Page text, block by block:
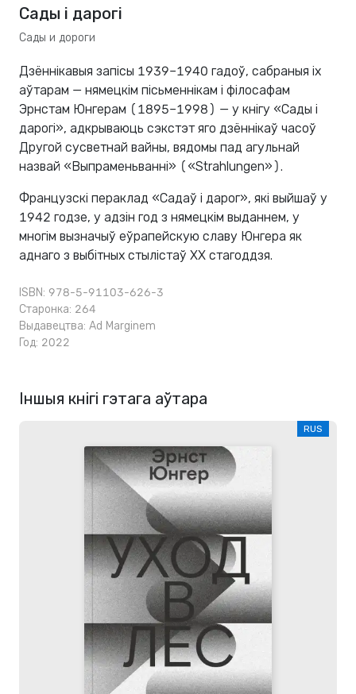
Сады і дарогі
Сады и дороги
Дзённікавыя запісы 1939–1940 гадоў, сабраныя іх
аўтарам — нямецкім пісьменнікам і філосафам
Эрнстам Юнгерам (1895–1998) — у кнігу «Сады і
дарогі», адкрываюць сэкстэт яго дзённікаў часоў
Другой сусветнай вайны, вядомы пад агульнай
назвай «Выпраменьванні» («Strahlungen»).
Французскі пераклад «Садаў і дарог», які выйшаў у
1942 годзе, у адзін год з нямецкім выданнем, у
многім вызначыў еўрапейскую славу Юнгера як
аднаго з выбітных стылістаў XX стагоддзя.
ISBN: 978-5-91103-626-3
Старонка: 264
Выдавецтва: Ad Marginem
Год: 2022
Іншыя кнігі гэтага аўтара
RUS